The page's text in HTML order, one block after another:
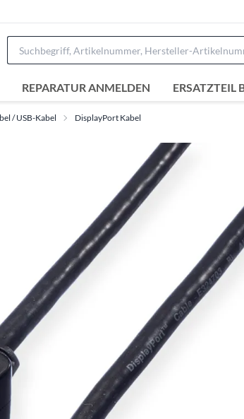
REPARATUR ANMELDEN ERSATZTEIL
/ USB-Kabel DisplayPort Kabel